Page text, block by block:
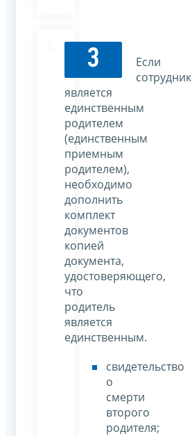
3
Если
сотрудник
является
единственным
родителем
(единственным
приемным
родителем),
необходимо
дополнить
комплект
документов
копией
документа,
удостоверяющего,
что
родитель
является
единственным.
свидетельство
о
смерти
второго
родителя;